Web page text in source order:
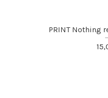
PRINT Nothing